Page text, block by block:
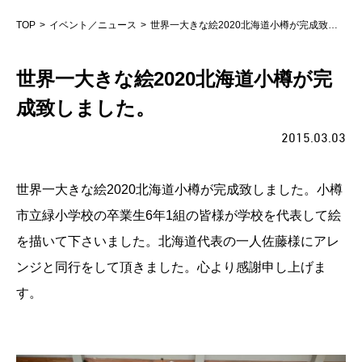
TOP イベント／ニュース 世界一大きな絵2020北海道小樽が完成致しました。
世界一大きな絵2020北海道小樽が完
成致しました。
2015.03.03
世界一大きな絵2020北海道小樽が完成致しました。小樽
市立緑小学校の卒業生6年1組の皆様が学校を代表して絵
を描いて下さいました。北海道代表の一人佐藤様にアレ
ンジと同行をして頂きました。心より感謝申し上げま
す。